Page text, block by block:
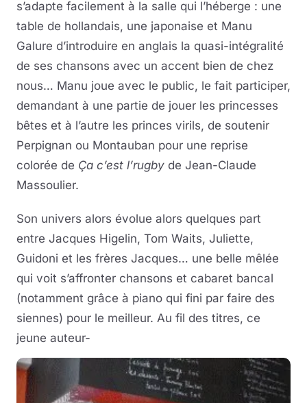
s’adapte facilement à la salle qui l’héberge : une
table de hollandais, une japonaise et Manu
Galure d’introduire en anglais la quasi-intégralité
de ses chansons avec un accent bien de chez
nous… Manu joue avec le public, le fait participer,
demandant à une partie de jouer les princesses
bêtes et à l’autre les princes virils, de soutenir
Perpignan ou Montauban pour une reprise
colorée de Ça c’est l’rugby de Jean-Claude
Massoulier.
Son univers alors évolue alors quelques part
entre Jacques Higelin, Tom Waits, Juliette,
Guidoni et les frères Jacques… une belle mêlée
qui voit s’affronter chansons et cabaret bancal
(notamment grâce à piano qui fini par faire des
siennes) pour le meilleur. Au fil des titres, ce
jeune auteur-